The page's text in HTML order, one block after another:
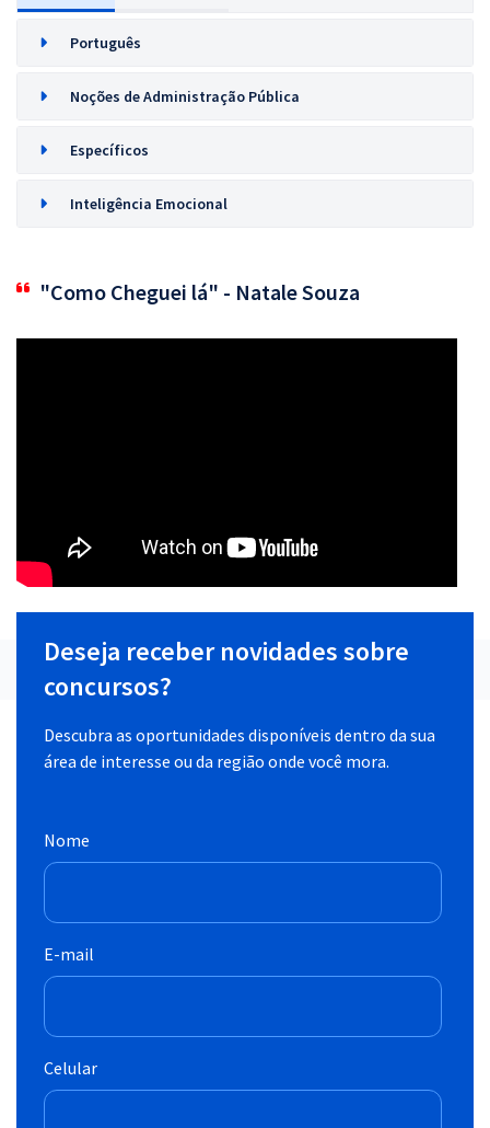
Português
Noções de Administração Pública
Específicos
Inteligência Emocional
"Como Cheguei lá" - Natale Souza
Deseja receber novidades sobre
concursos?
Descubra as oportunidades disponíveis dentro da sua
área de interesse ou da região onde você mora.
Nome
E-mail
Celular